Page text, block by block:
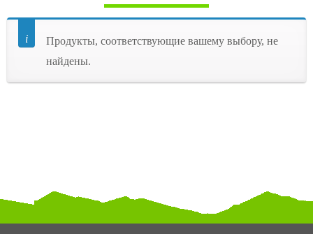
Продукты, соответствующие вашему выбору, не
найдены.